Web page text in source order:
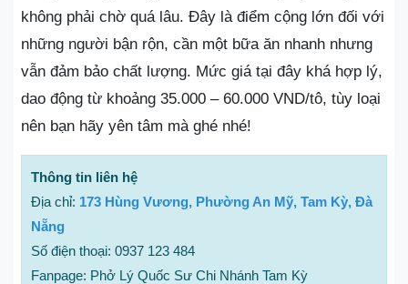
không phải chờ quá lâu. Đây là điểm cộng lớn đối với
những người bận rộn, cần một bữa ăn nhanh nhưng
vẫn đảm bảo chất lượng. Mức giá tại đây khá hợp lý,
dao động từ khoảng 35.000 – 60.000 VND/tô, tùy loại
nên bạn hãy yên tâm mà ghé nhé!
Thông tin liên hệ
Địa chỉ: 173 Hùng Vương, Phường An Mỹ, Tam Kỳ, Đà
Nẵng
Số điện thoại: 0937 123 484
Fanpage: Phở Lý Quốc Sư Chi Nhánh Tam Kỳ